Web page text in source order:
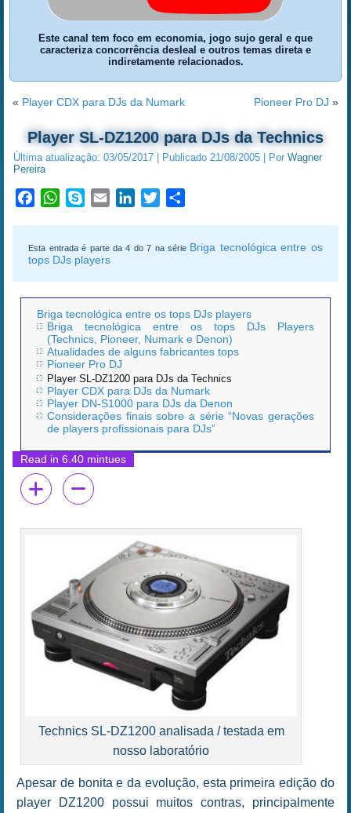
Este canal tem foco em economia, jogo sujo geral e que
caracteriza concorrência desleal e outros temas direta e
indiretamente relacionados.
« Player CDX para DJs da Numark Pioneer Pro DJ »
Player SL-DZ1200 para DJs da Technics
Última atualização: 03/05/2017 Publicado 21/08/2005 Por Wagner
Pereira
FacebookWhatsApp
Skype Email LinkedInTwitter
Esta entrada é parte da 4 do 7 na série Briga tecnológica entre os
tops DJs players
Briga tecnológica entre os tops DJs players
Briga tecnológica entre os tops DJs Players
(Technics, Pioneer, Numark e Denon)
Atualidades de alguns fabricantes tops
Pioneer Pro DJ
Player SL-DZ1200 para DJs da Technics
Player CDX para DJs da Numark
Player DN-S1000 para DJs da Denon
Considerações finais sobre a série “Novas gerações
de players profissionais para DJs”
Read in 6.40 mintues
Technics SL-DZ1200 analisada / testada em
nosso laboratório
Apesar de bonita e da evolução, esta primeira edição do
player DZ1200 possui muitos contras, principalmente